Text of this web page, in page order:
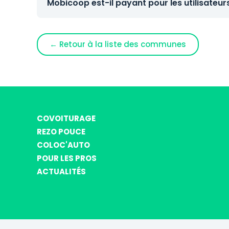
Mobicoop est-il payant pour les
← Retour à la liste des communes
COVOITURAGE
REZO POUCE
COLOC'AUTO
POUR LES PROS
ACTUALITÉS